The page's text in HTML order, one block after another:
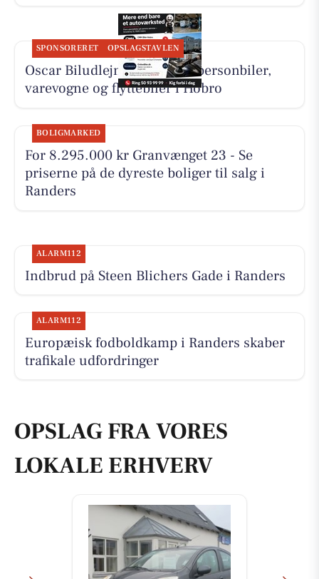
SPONSORERET OPSLAGSTAVLEN
Oscar Biludlejning tilbyder personbiler,
varevogne og flyttebiler i Hobro
BOLIGMARKED
For 8.295.000 kr Granvænget 23 - Se
priserne på de dyreste boliger til salg i
Randers
ALARM112
Indbrud på Steen Blichers Gade i Randers
ALARM112
Europæisk fodboldkamp i Randers skaber
trafikale udfordringer
OPSLAG FRA VORES
LOKALE ERHVERV